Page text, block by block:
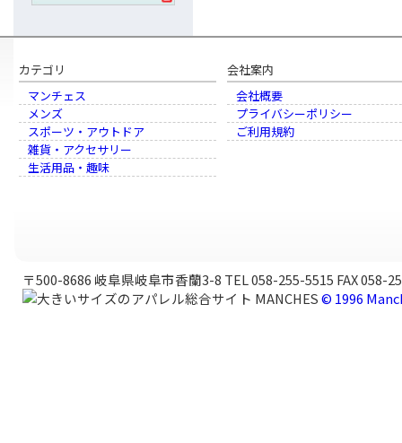
カテゴリ
マンチェス
メンズ
スポーツ・アウトドア
雑貨・アクセサリー
生活用品・趣味
会社案内
会社概要
プライバシーポリシー
ご利用規約
〒500-8686 岐阜県岐阜市香蘭3-8 TEL 058-255-5515 FAX 058-
© 1996